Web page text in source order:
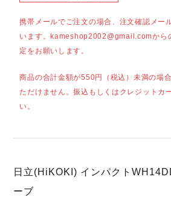
携帯メールでご注文の場合、注文確認メー
います。kameshop2002@gmail.comから
定をお願いします。
商品の合計金額が550円（税込）未満の場
ただけません。振込もしくはクレジットカ
い。
日立(HiKOKI) インパクト
ーブ